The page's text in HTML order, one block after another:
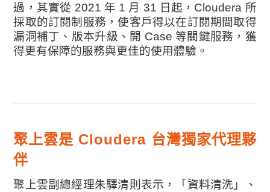
過，其實從 2021 年 1 月 31 日起，Cloudera 所
採取的訂閱制服務，使客戶得以在訂閱期間取得
漏洞補丁、版本升級、開 Case 等關鍵服務，獲
得更有保障的服務與更佳的使用體驗。
聚上雲是 Cloudera 台灣獨家代理夥
伴
聚上雲副總經理朱驛清則表示，「資料清洗」、